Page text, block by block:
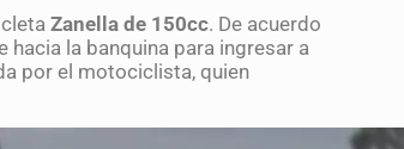
Zanella de 150cc. De acuerdo
la banquina para ingresar a
por el motociclista, quien